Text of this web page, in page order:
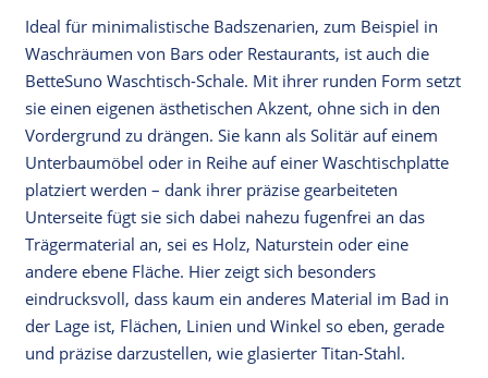
Ideal für minimalistische Badszenarien, zum Beispiel in
Waschräumen von Bars oder Restaurants, ist auch die
BetteSuno Waschtisch-Schale. Mit ihrer runden Form setzt
sie einen eigenen ästhetischen Akzent, ohne sich in den
Vordergrund zu drängen. Sie kann als Solitär auf einem
Unterbaumöbel oder in Reihe auf einer Waschtischplatte
platziert werden – dank ihrer präzise gearbeiteten
Unterseite fügt sie sich dabei nahezu fugenfrei an das
Trägermaterial an, sei es Holz, Naturstein oder eine
andere ebene Fläche. Hier zeigt sich besonders
eindrucksvoll, dass kaum ein anderes Material im Bad in
der Lage ist, Flächen, Linien und Winkel so eben, gerade
und präzise darzustellen, wie glasierter Titan-Stahl.